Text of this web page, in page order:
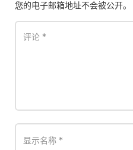
您的电子邮箱地址不会被公开。